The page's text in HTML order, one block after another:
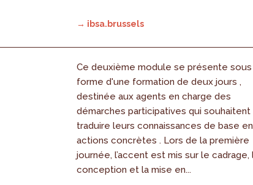
→ ibsa.brussels
Ce deuxième module se présente sous
forme d'une formation de deux jours ,
destinée aux agents en charge des
démarches participatives qui souhaitent
traduire leurs connaissances de base en
actions concrètes . Lors de la première
journée, l’accent est mis sur le cadrage,
conception et la mise en...